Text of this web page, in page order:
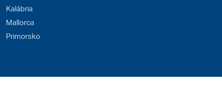
Kalábria
Mallorca
Primorsko